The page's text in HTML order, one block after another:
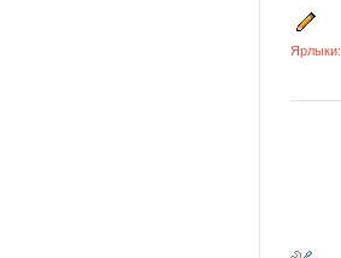
Ярлыки: